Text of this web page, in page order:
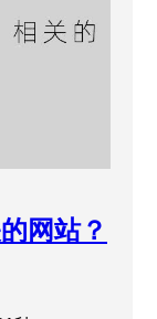
网站？